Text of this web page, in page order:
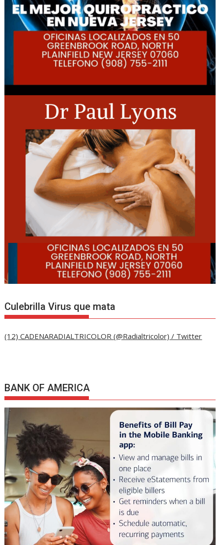
Culebrilla Virus que mata
(12) CADENARADIALTRICOLOR (@Radialtricolor) / Twitter
BANK OF AMERICA